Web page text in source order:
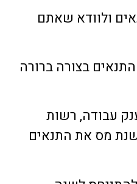
ולוודא שאתם
בצורה ברורה
עבודה, רשות
מס את התנאים